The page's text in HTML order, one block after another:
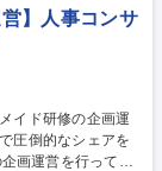
】人事コンサ
画運営を行ってい